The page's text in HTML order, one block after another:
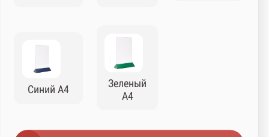
Синий А4
Зеленый
А4